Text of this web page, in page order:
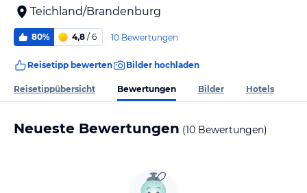
Teichland/Brandenburg
80% 4,8 / 6 10 Bewertungen
Reisetipp bewerten Bilder hochladen
Reisetippübersicht Bewertungen Bilder Hotels
Neueste Bewertungen (10 Bewertungen)